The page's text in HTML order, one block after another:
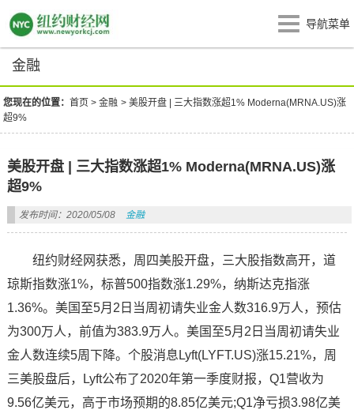
导航菜单
金融
您现在的位置：首页 >金融 >美股开盘 | 三大指数涨超1% Moderna(MRNA.US)涨
超9%
美股开盘 | 三大指数涨超1% Moderna(MRNA.US)涨
超9%
发布时间：2020/05/08 金融
纽约财经网获悉，周四美股开盘，三大股指数高开，道
琼斯指数涨1%，标普500指数涨1.29%，纳斯达克指涨
1.36%。美国至5月2日当周初请失业金人数316.9万人，预估
为300万人，前值为383.9万人。美国至5月2日当周初请失业
金人数连续5周下降。个股消息Lyft(LYFT.US)涨15.21%，周
三美股盘后，Lyft公布了2020年第一季度财报，Q1营收为
9.56亿美元，高于市场预期的8.85亿美元;Q1净亏损3.98亿美